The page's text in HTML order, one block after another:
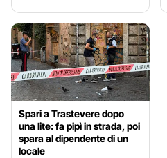
Spari a Trastevere dopo
una lite: fa pipì in strada, poi
spara al dipendente di un
locale